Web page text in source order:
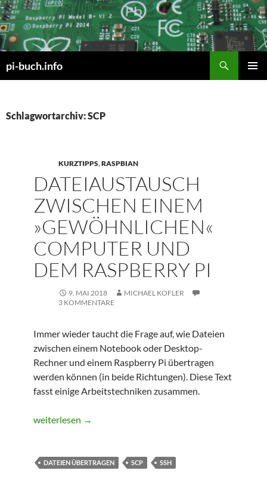
Zum
Inhalt
springen
pi-buch.info
Schlagwortarchiv: SCP
KURZTIPPS,RASPBIAN
DATEIAUSTAUSCH
ZWISCHEN EINEM
»GEWÖHNLICHEN«
COMPUTER UND
DEM RASPBERRY PI
9. MAI 2018
MICHAEL KOFLER
3 KOMMENTARE
Immer wieder taucht die Frage auf, wie Dateien
zwischen einem Notebook oder Desktop-
Rechner und einem Raspberry Pi übertragen
werden können (in beide Richtungen). Diese Text
fasst einige Arbeitstechniken zusammen.
Dateiaustausch zwischen einem »gewöhnlichen«
weiterlesen →
DATEIEN ÜBERTRAGEN SCP SSH